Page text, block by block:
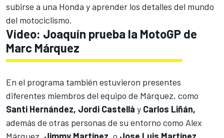
subirse a una Honda y aprender los detalles del mundo
del motociclismo.
Vídeo: Joaquín prueba la MotoGP de
Marc Márquez
En el programa también estuvieron presentes
diferentes miembros del equipo de Márquez, como
Santi Hernández, Jordi Castellà y Carlos Liñán,
además de otras personas de su entorno como Alex